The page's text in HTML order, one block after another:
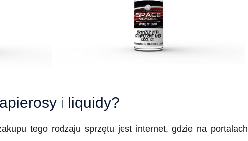
i liquidy?
tego rodzaju sprzętu jest internet, gdzie na portalach